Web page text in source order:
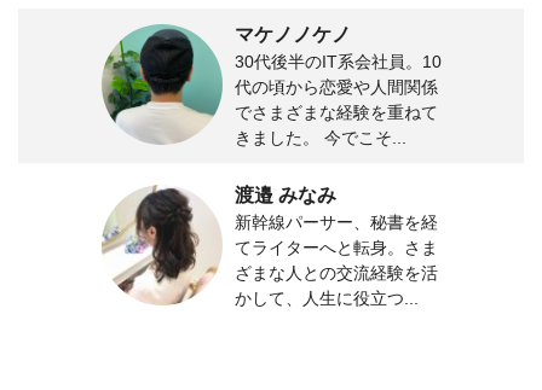
マケノノケノ
30代後半のIT系会社員。10
代の頃から恋愛や人間関係
でさまざまな経験を重ねて
きました。 今でこそ...
渡邉 みなみ
新幹線パーサー、秘書を経
てライターへと転身。さま
ざまな人との交流経験を活
かして、人生に役立つ...